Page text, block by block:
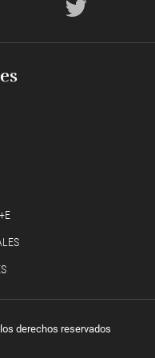
derechos reservados